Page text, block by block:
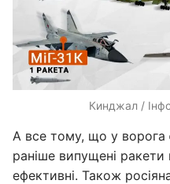
Кинджал /
А все тому, що у
раніше випущені
ефективні. Також